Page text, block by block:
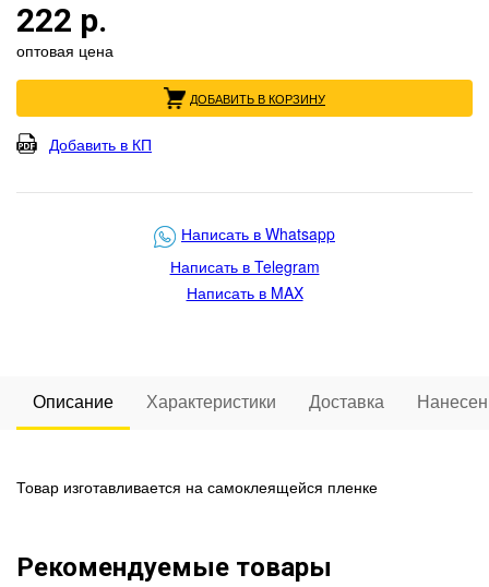
222 р.
оптовая цена
ДОБАВИТЬ В КОРЗИНУ
Добавить в КП
Написать в Whatsapp
Написать в Telegram
Написать в MAX
Описание Характеристики Доставка
Товар изготавливается на самоклеящейся пленке
Рекомендуемые товары